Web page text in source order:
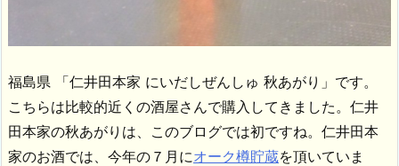
福島県 「仁井田本家 にいだしぜんしゅ 秋あがり」です。
こちらは比較的近くの酒屋さんで購入してきました。仁井
田本家の秋あがりは、このブログでは初ですね。仁井田本
家のお酒では、今年の７月にオーク樽貯蔵を頂いていま